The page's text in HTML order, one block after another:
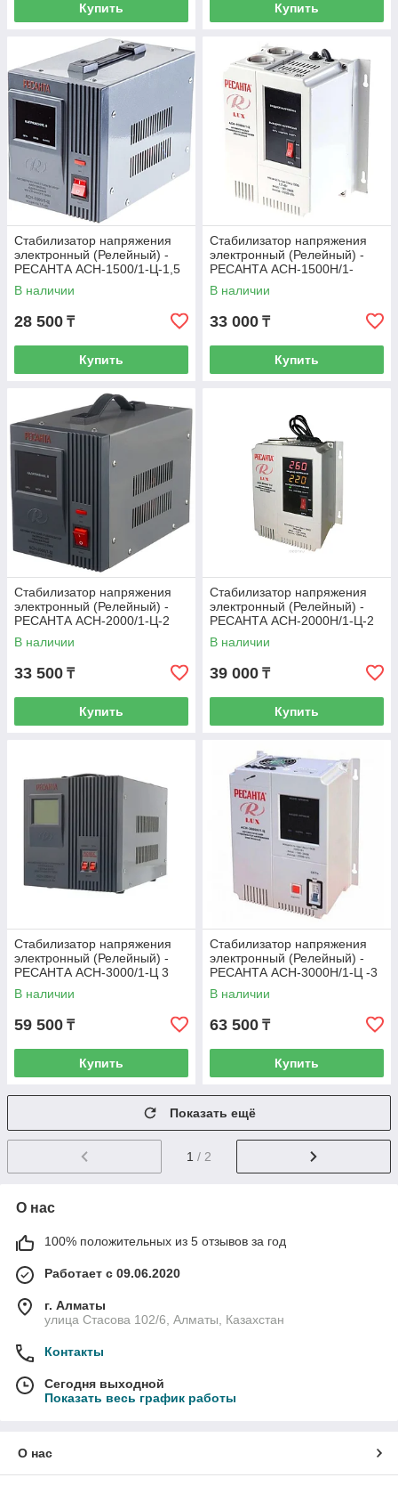
Купить Купить
Стабилизатор напряжения
электронный (Релейный) -
РЕСАНТА ACH-1500/1-Ц-1,5
кВт
В наличии
28 500 ₸
Купить
Стабилизатор напряжения
электронный (Релейный) -
РЕСАНТА ACH-1500Н/1-
Ц-1.5 кВт - Настенный
В наличии
33 000 ₸
Купить
Стабилизатор напряжения
электронный (Релейный) -
РЕСАНТА ACH-2000/1-Ц-2
кВт
В наличии
33 500 ₸
Купить
Стабилизатор напряжения
электронный (Релейный) -
РЕСАНТА ACH-2000Н/1-Ц-2
кВт - Настенный
В наличии
39 000 ₸
Купить
Стабилизатор напряжения
электронный (Релейный) -
РЕСАНТА ACH-3000/1-Ц 3
кВт
В наличии
59 500 ₸
Купить
Стабилизатор напряжения
электронный (Релейный) -
РЕСАНТА ACH-3000Н/1-Ц -3
кВт - Настенный
В наличии
63 500 ₸
Купить
Показать ещё
1 / 2
О нас
100% положительных из 5 отзывов за год
Работает с 09.06.2020
г. Алматы
улица Стасова 102/6, Алматы, Казахстан
Контакты
Сегодня выходной
Показать весь график работы
О нас